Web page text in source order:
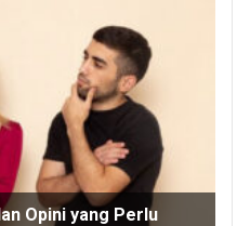
Opini yang Perlu